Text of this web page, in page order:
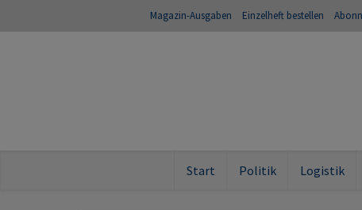
Magazin-Ausgaben Einzelheft bestellen
Start Politik Logistik